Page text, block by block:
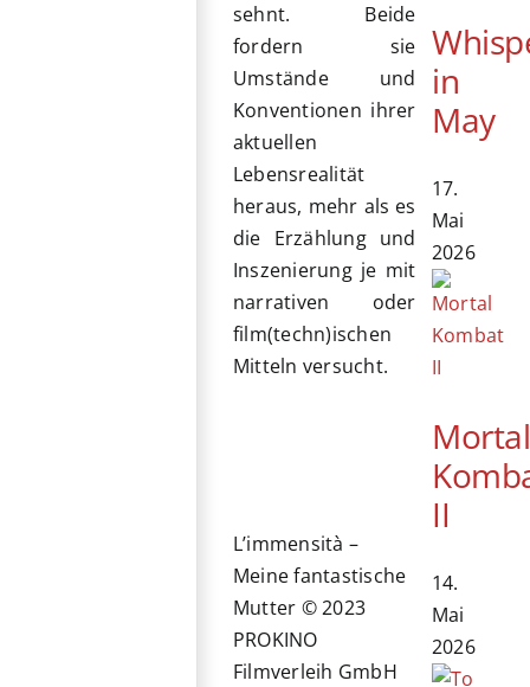
sehnt. Beide
fordern sie
Umstände und
Konventionen ihrer
aktuellen
Lebensrealität
heraus, mehr als es
die Erzählung und
Inszenierung je mit
narrativen oder
film(techn)ischen
Mitteln versucht.
L’immensità –
Meine fantastische
Mutter © 2023
PROKINO
Filmverleih GmbH
in
May
17.
Mai
2026
Mortal
II
14.
Mai
2026